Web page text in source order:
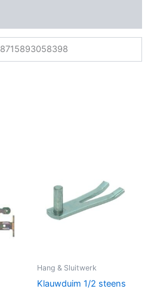
8715893058398
Hang & Sluitwerk
Klauwduim 1/2 steens